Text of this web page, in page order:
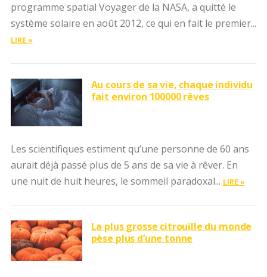
programme spatial Voyager de la NASA, a quitté le
système solaire en août 2012, ce qui en fait le premier...
LIRE »
Au cours de sa vie, chaque individu
fait environ 100000 rêves
Les scientifiques estiment qu’une personne de 60 ans
aurait déjà passé plus de 5 ans de sa vie à rêver. En
une nuit de huit heures, le sommeil paradoxal... LIRE »
La plus grosse citrouille du monde
pèse plus d’une tonne